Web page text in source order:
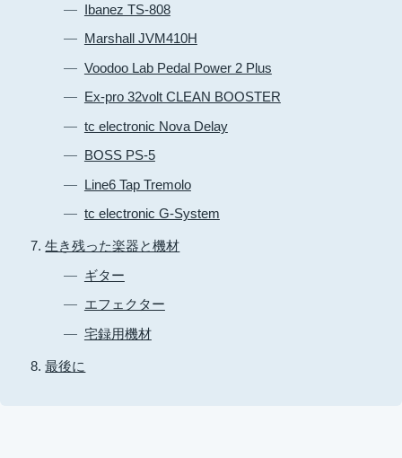
Ibanez TS-808
Marshall JVM410H
Voodoo Lab Pedal Power 2 Plus
Ex-pro 32volt CLEAN BOOSTER
tc electronic Nova Delay
BOSS PS-5
Line6 Tap Tremolo
tc electronic G-System
生き残った楽器と機材
ギター
エフェクター
宅録用機材
最後に